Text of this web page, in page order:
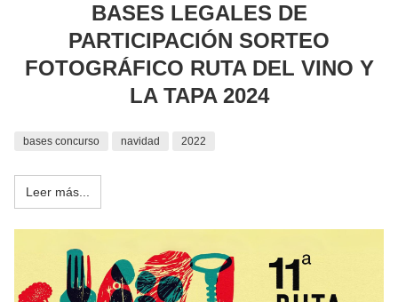
BASES LEGALES DE
PARTICIPACIÓN SORTEO
FOTOGRÁFICO RUTA DEL VINO Y
LA TAPA 2024
bases concurso navidad 2022
Leer más...